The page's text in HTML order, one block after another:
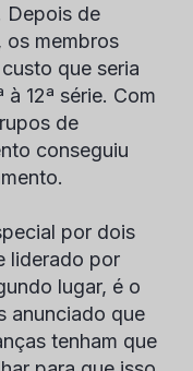
Depois de
os membros
que seria
12ª série. Com
de
conseguiu
por dois
liderado por
lugar, é o
anunciado que
tenham que